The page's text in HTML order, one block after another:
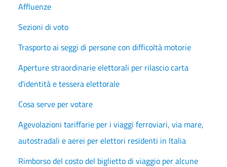
Affluenze
Sezioni di voto
Trasporto ai seggi di persone con difficoltà motorie
Aperture straordinarie elettorali per rilascio carta
d'identità e tessera elettorale
Cosa serve per votare
Agevolazioni tariffarie per i viaggi ferroviari, via mare,
autostradali e aerei per elettori residenti in Italia
Rimborso del costo del biglietto di viaggio per alcune